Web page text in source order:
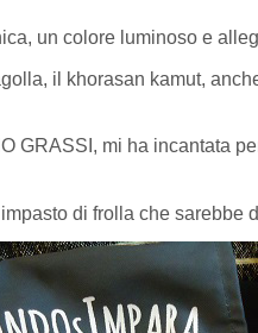
un colore luminoso e
il khorasan kamut,
GRASSI, mi ha incantata
di frolla che sarebbe